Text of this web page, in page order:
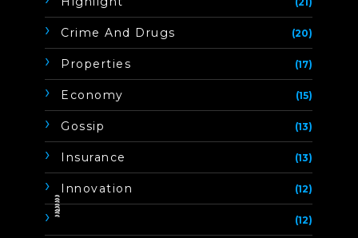
Crime And Drugs (20)
Properties (17)
Economy (15)
Gossip (13)
Insurance (13)
Innovation (12)
(12)